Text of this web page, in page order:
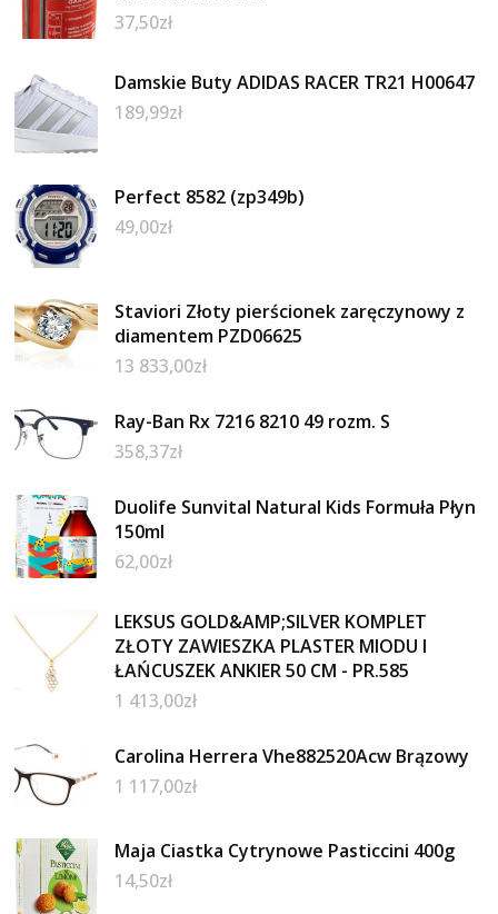
37,50zł
Damskie Buty ADIDAS RACER TR21 H00647
189,99zł
Perfect 8582 (zp349b)
49,00zł
Staviori Złoty pierścionek zaręczynowy z
diamentem PZD06625
13 833,00zł
Ray-Ban Rx 7216 8210 49 rozm. S
358,37zł
Duolife Sunvital Natural Kids Formuła Płyn
150ml
62,00zł
LEKSUS GOLD&AMP;SILVER KOMPLET
ZŁOTY ZAWIESZKA PLASTER MIODU I
ŁAŃCUSZEK ANKIER 50 CM - PR.585
1 413,00zł
Carolina Herrera Vhe882520Acw Brązowy
1 117,00zł
Maja Ciastka Cytrynowe Pasticcini 400g
14,50zł